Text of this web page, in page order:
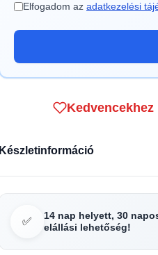
Elfogadom az adatkezelési
Kedvencekhez
Készletinformáció
✅
14 nap helyett, 30
elállási lehetőség!